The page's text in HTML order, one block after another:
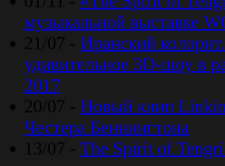
музыкальной выставке
21/07 - Иранский
удивительное 3D-шоу в
2017
20/07 - Новый клип Linkin
Честера Беннингтона
13/07 - The Spirit of Tengri